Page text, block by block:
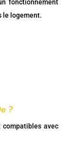
fonctionnement
le logement.
?
avec